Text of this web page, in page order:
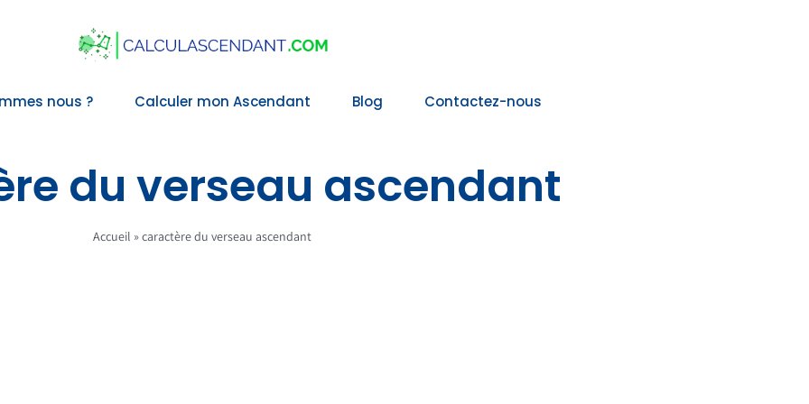
nous ? Calculer mon Ascendant Blog Contactez-nous
du verseau ascendant
Accueil »caractère du verseau ascendant